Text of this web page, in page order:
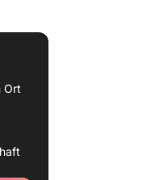
Ort